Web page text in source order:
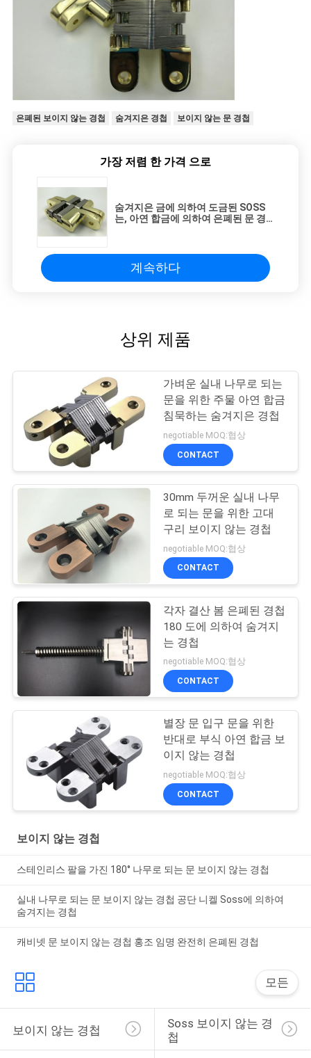
은폐된 보이지 않는 경첩 숨겨지은 경첩 보이지 않는 문 경첩
가장 저렴 한 가격 으로
숨겨지은 금에 의하여 도금된 SOSS
는, 아연 합금에 의하여 은폐된 문 경
계속하다
상위 제품
가벼운 실내 나무로 되는
문을 위한 주물 아연 합금
침묵하는 숨겨지은 경첩
negotiable MOQ:협상
CONTACT
30mm 두꺼운 실내 나무
로 되는 문을 위한 고대
구리 보이지 않는 경첩
negotiable MOQ:협상
CONTACT
각자 결산 봄 은폐된 경첩
180 도에 의하여 숨겨지
는 경첩
negotiable MOQ:협상
CONTACT
별장 문 입구 문을 위한
반대로 부식 아연 합금 보
이지 않는 경첩
negotiable MOQ:협상
CONTACT
보이지 않는 경첩
스테인리스 팔을 가진 180° 나무로 되는 문 보이지 않는 경첩
실내 나무로 되는 문 보이지 않는 경첩 공단 니켈 Soss에 의하여
숨겨지는 경첩
캐비넷 문 보이지 않는 경첩 홍조 임명 완전히 은폐된 경첩
모든
보이지 않는 경첩
Soss 보이지 않는 경
첩